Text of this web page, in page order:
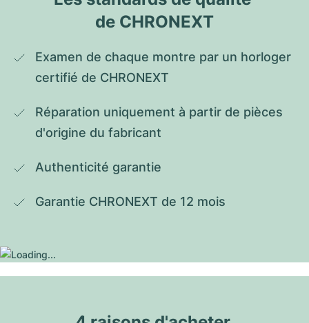
de CHRONEXT
Examen de chaque montre par un horloger
certifié de CHRONEXT
Réparation uniquement à partir de pièces
d'origine du fabricant
Authenticité garantie
Garantie CHRONEXT de 12 mois